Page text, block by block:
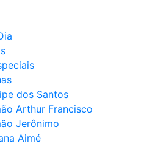
dos Santos
Arthur Francisco
Jerônimo
Aimé